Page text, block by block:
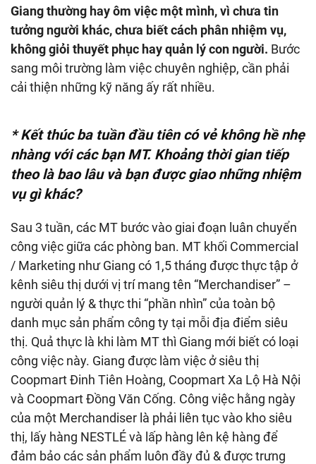
Giang thường hay ôm việc một mình, vì chưa tin
tưởng người khác, chưa biết cách phân nhiệm vụ,
không giỏi thuyết phục hay quản lý con người. Bước
sang môi trường làm việc chuyên nghiệp, cần phải
cải thiện những kỹ năng ấy rất nhiều.
* Kết thúc ba tuần đầu tiên có vẻ không hề nhẹ
nhàng với các bạn MT. Khoảng thời gian tiếp
theo là bao lâu và bạn được giao những nhiệm
vụ gì khác?
Sau 3 tuần, các MT bước vào giai đoạn luân chuyển
công việc giữa các phòng ban. MT khối Commercial
/ Marketing như Giang có 1,5 tháng được thực tập ở
kênh siêu thị dưới vị trí mang tên “Merchandiser” –
người quản lý & thực thi “phần nhìn” của toàn bộ
danh mục sản phẩm công ty tại mỗi địa điểm siêu
thị. Quả thực là khi làm MT thì Giang mới biết có loại
công việc này. Giang được làm việc ở siêu thị
Coopmart Đinh Tiên Hoàng, Coopmart Xa Lộ Hà Nội
và Coopmart Đồng Văn Cống. Công việc hằng ngày
của một Merchandiser là phải liên tục vào kho siêu
thị, lấy hàng NESTLÉ và lấp hàng lên kệ hàng để
đảm bảo các sản phẩm luôn đầy đủ & được trưng